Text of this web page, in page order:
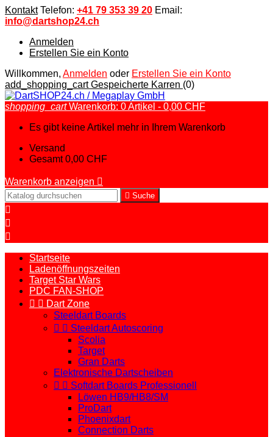
Kontakt Telefon: +41 79 353 39 20 Email:
info@dartshop24.ch
Anmelden
Erstellen Sie ein Konto
Willkommen, Anmelden oder Erstellen Sie ein Konto
add_shopping_cartGespeicherte Karren (0)
shopping_cart Warenkorb: 0Artikel - 0,00 CHF
Es gibt keine Artikel mehr in Ihrem Warenkorb
Versand
Gesamt 0,00 CHF
Warenkorb anzeigen 
 Suche



Startseite
Ladenöffnungszeiten
Target Star Wars
PDC FAN-SHOP
  Dart Zone
Steeldart Boards
  Steeldart Autoscoring
Scolia
Target
Gran Darts
Elektronische Dartscheiben
  Softdart Boards Professionell
Löwen HB9/HB8/SM
ProDart
Phoenixdart
Connection Darts